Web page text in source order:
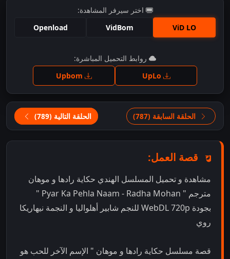
اختر سيرفر المشاهدة:
ViD LO
VidBom
Openload
اضغط للمشاهدة
روابط التحميل المباشرة:
الحلقة السابقة (787) الحلقة التالية (789)
قصة العمل:
مشاهدة و تحميل المسلسل الهندي حكاية رادها و موهان
مترجم " Pyar Ka Pehla Naam - Radha Mohan "
بجودة WebDL 720p للنجم شابير أهلواليا و النجمة نيهاريكا
روي
قصة مسلسل حكاية رادها و موهان " الإسم الآخر للحب هو